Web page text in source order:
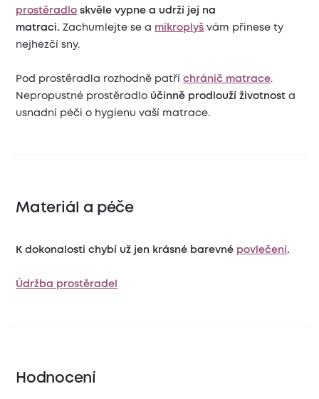
prostěradlo skvěle vypne a udrží jej na
matraci.Zachumlejte se a mikroplyš vám přinese ty
nejhezčí sny.
Pod prostěradla rozhodně patříchránič matrace.
Nepropustné prostěradlo účinně prodlouží životnost a
usnadní péči o hygienu vaší matrace.
Materiál a péče
K dokonalosti chybí už jen krásné barevné povlečení.
Údržba prostěradel
Hodnocení